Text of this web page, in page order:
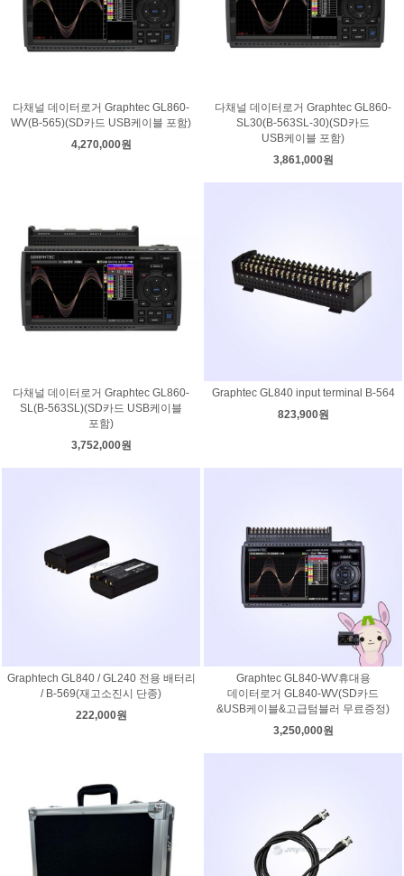
다채널 데이터로거 Graphtec GL860-
WV(B-565)(SD카드 USB케이블 포함)
4,270,000원
다채널 데이터로거 Graphtec GL860-
SL30(B-563SL-30)(SD카드
USB케이블 포함)
3,861,000원
다채널 데이터로거 Graphtec GL860-
SL(B-563SL)(SD카드 USB케이블
포함)
3,752,000원
Graphtec GL840 input terminal B-564
823,900원
Graphtech GL840 / GL240 전용 배터리
/ B-569(재고소진시 단종)
222,000원
Graphtec GL840-WV휴대용
데이터로거 GL840-WV(SD카드
&USB케이블&고급텀블러 무료증정)
3,250,000원